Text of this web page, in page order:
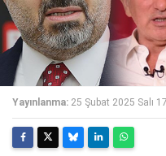
Yayınlanma: 25 Şubat 2025 Salı